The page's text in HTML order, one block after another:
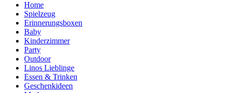
Home
Spielzeug
Erinnerungsboxen
Baby
Kinderzimmer
Party
Outdoor
Linos Lieblinge
Essen & Trinken
Geschenkideen